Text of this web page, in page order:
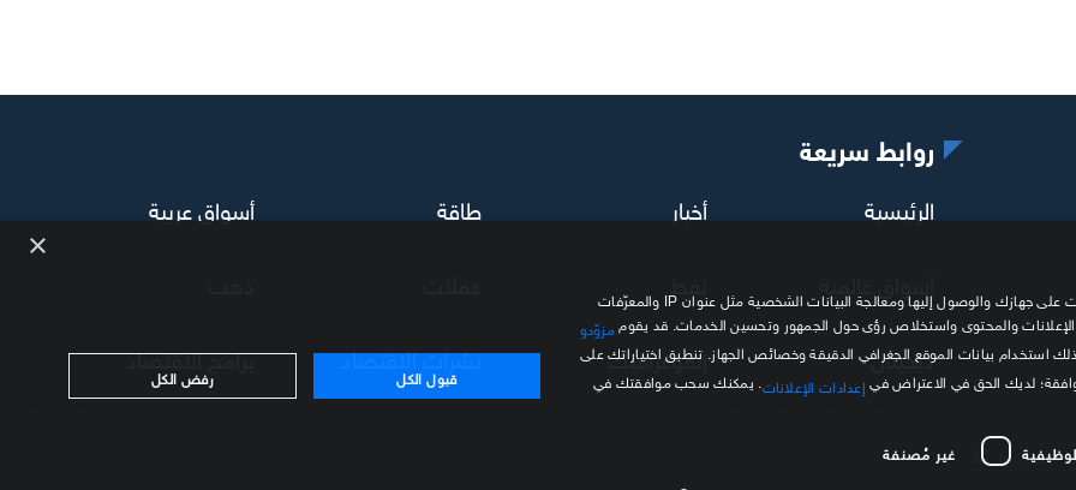
روابط سريعة
الرئيسية أخبار طاقة
أسواق عربية
ديجيتال
إنفوغرافيك نشرات الاقتصاد برامج الاقتصاد
اتصل بنا
×
نحن وشركاؤنا نستخدم ملفات تعريف الارتباط وتقنيات مشابهة لتخزين المعلومات على جهازك والوصول إليها ومعالجة البيانات الشخصية مثل عنوان IP والمعرّفات
والمحتوى واستخلاص رؤى حول الجمهور وتحسين الخدمات. قد يقوم مزوّدو
استخدام بيانات الموقع الجغرافي الدقيقة وخصائص الجهاز. تنطبق اختياراتك على
لديك الحق في الاعتراض في إعدادات الإعلانات . يمكنك سحب موافقتك في
غير مُصنفة
قبول الكل رفض الكل